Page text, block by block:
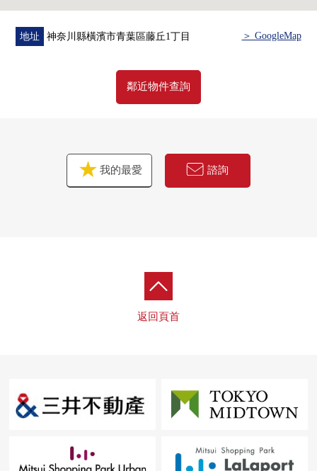
地址 神奈川縣橫濱市青葉區藤丘1丁目 ＞ GoogleMap
鄰近物件查詢
我的最愛 諮詢
返回頁首